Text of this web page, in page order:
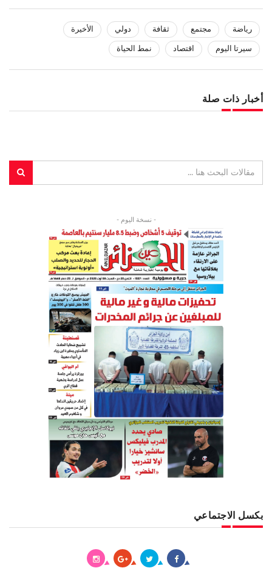
رياضة مجتمع ثقافة دولي الأخيرة
سيرتا اليوم اقتصاد نمط الحياة
أخبار ذات صلة
- نسخة اليوم -
بكسل الاجتماعي